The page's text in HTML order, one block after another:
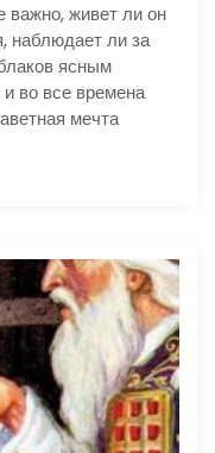
важно, живет ли он
наблюдает ли за
ясным
во все времена
мечта